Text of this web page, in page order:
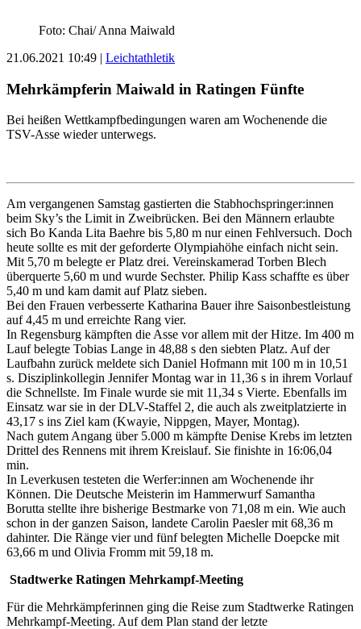
Foto: Chai/ Anna Maiwald
21.06.2021 10:49 | Leichtathletik
Mehrkämpferin Maiwald in Ratingen Fünfte
Bei heißen Wettkampfbedingungen waren am Wochenende die
TSV-Asse wieder unterwegs.
Am vergangenen Samstag gastierten die Stabhochspringer:innen
beim Sky’s the Limit in Zweibrücken. Bei den Männern erlaubte
sich Bo Kanda Lita Baehre bis 5,80 m nur einen Fehlversuch. Doch
heute sollte es mit der geforderte Olympiahöhe einfach nicht sein.
Mit 5,70 m belegte er Platz drei. Vereinskamerad Torben Blech
überquerte 5,60 m und wurde Sechster. Philip Kass schaffte es über
5,40 m und kam damit auf Platz sieben.
Bei den Frauen verbesserte Katharina Bauer ihre Saisonbestleistung
auf 4,45 m und erreichte Rang vier.
In Regensburg kämpften die Asse vor allem mit der Hitze. Im 400 m
Lauf belegte Tobias Lange in 48,88 s den siebten Platz. Auf der
Laufbahn zurück meldete sich Daniel Hofmann mit 100 m in 10,51
s. Disziplinkollegin Jennifer Montag war in 11,36 s in ihrem Vorlauf
die Schnellste. Im Finale wurde sie mit 11,34 s Vierte. Ebenfalls im
Einsatz war sie in der DLV-Staffel 2, die auch als zweitplatzierte in
43,17 s ins Ziel kam (Kwayie, Nippgen, Mayer, Montag).
Nach gutem Angang über 5.000 m kämpfte Denise Krebs im letzten
Drittel des Rennens mit ihrem Kreislauf. Sie finishte in 16:06,04
min.
In Leverkusen testeten die Werfer:innen am Wochenende ihr
Können. Die Deutsche Meisterin im Hammerwurf Samantha
Borutta stellte ihre bisherige Bestmarke von 71,08 m ein. Wie auch
schon in der ganzen Saison, landete Carolin Paesler mit 68,36 m
dahinter. Die Ränge vier und fünf belegten Michelle Doepcke mit
63,66 m und Olivia Fromm mit 59,18 m.
Stadtwerke Ratingen Mehrkampf-Meeting
Für die Mehrkämpferinnen ging die Reise zum Stadtwerke Ratingen
Mehrkampf-Meeting. Auf dem Plan stand der letzte